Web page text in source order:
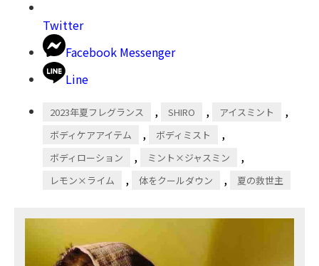
Twitter
Facebook Messenger
Line
2023年夏フレグランス , SHIRO , アイスミント ,
ボディケアアイテム , ボディミスト ,
ボディローション , ミント×ジャスミン ,
レモン×ライム , 体をクールダウン , 夏の救世主